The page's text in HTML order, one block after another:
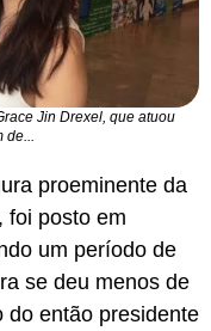
Jin Drexel, que atuou
de...
proeminente da
foi posto em
um período de
se deu menos de
do então presidente